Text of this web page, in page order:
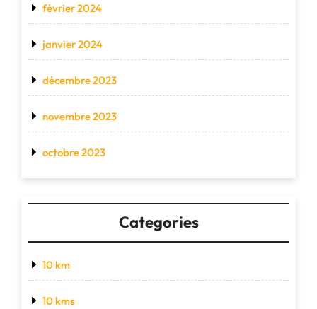
février 2024
janvier 2024
décembre 2023
novembre 2023
octobre 2023
Categories
10 km
10 kms